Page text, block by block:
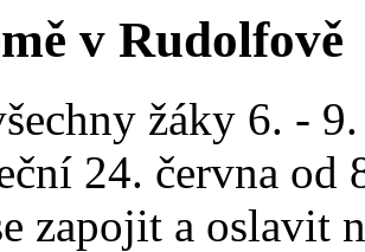
v Rudolfově
žáky 6. -
24. června
zapojit a oslavit